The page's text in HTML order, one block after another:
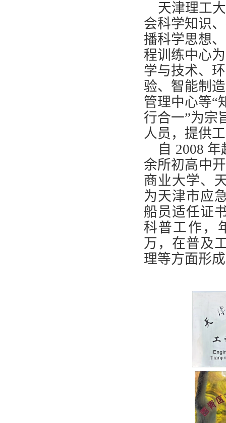
天津理工
会科学知识
播科学思想
程训练中心
学与技术、
验、智能制
管理中心等“
行合一”为宗
人员，提供
自 2008 年
余所初高中
商业大学、
为天津市应
船员适任证
科普工作，
万，在普及
理等方面形